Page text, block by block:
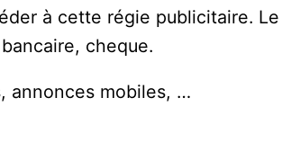
à cette régie publicitaire. Le
cheque.
annonces mobiles, …